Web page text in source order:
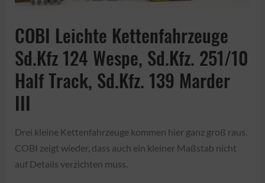
COBI Leichte Kettenfahrzeuge
Sd.Kfz 124 Wespe, Sd.Kfz. 251/10
Half Track, Sd.Kfz. 139 Marder
III
Drei kleine Kettenfahrzeuge kommen hier ganz groß raus.
COBI zeigt wieder, dass auch ein kleiner Maßstab nicht
auf Details verzichten muss.